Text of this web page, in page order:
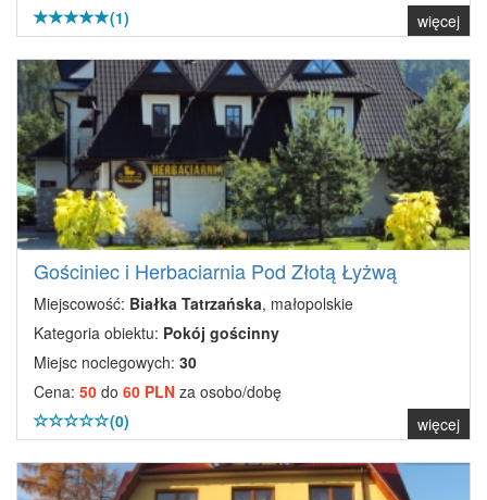
(1)
więcej
Gościniec i Herbaciarnia Pod Złotą Łyżwą
Miejscowość: Białka Tatrzańska, małopolskie
Kategoria obiektu: Pokój gościnny
Miejsc noclegowych: 30
Cena: 50 do 60 PLN za osobo/dobę
(0)
więcej